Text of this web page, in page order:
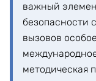
важный
безопасности
вызовов
методическая